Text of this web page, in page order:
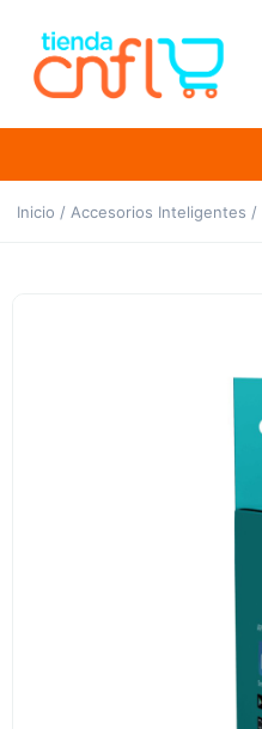
Inicio / Accesorios Inteligentes /